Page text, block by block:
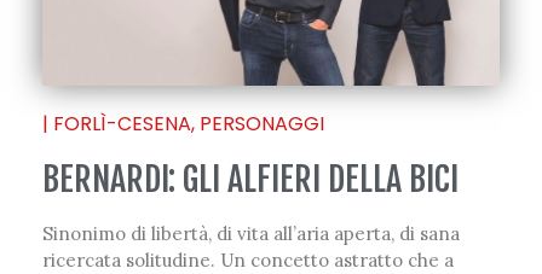
| FORLÌ-CESENA, PERSONAGGI
BERNARDI: GLI ALFIERI DELLA BICI
Sinonimo di libertà, di vita all’aria aperta, di sana
ricercata solitudine. Un concetto astratto che a